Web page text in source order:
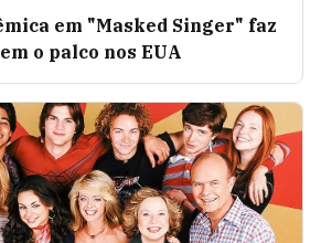
em "Masked Singer" faz
o palco nos EUA